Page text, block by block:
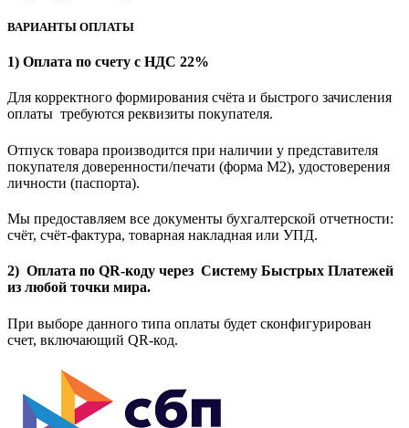
ВАРИАНТЫ ОПЛАТЫ
1) Оплата по счету с НДС 22%
Для корректного формирования счёта и быстрого зачисления
оплаты требуются реквизиты покупателя.
Отпуск товара производится при наличии у представителя
покупателя доверенности/печати (форма M2), удостоверения
личности (паспорта).
Мы предоставляем все документы бухгалтерской отчетности:
счёт, счёт-фактура, товарная накладная или УПД.
2) Оплата по QR-коду через Систему Быстрых Платежей
из любой точки мира.
При выборе данного типа оплаты будет сконфигурирован
счет, включающий QR-код.